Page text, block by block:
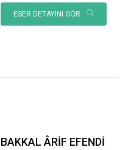
ESER DETAYINI GÖR
BAKKAL ÂRİF EFENDİ